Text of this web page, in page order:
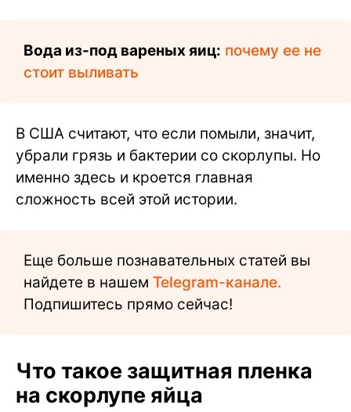
Вода из-под вареных яиц: почему ее не
стоит выливать
В США считают, что если помыли, значит,
убрали грязь и бактерии со скорлупы. Но
именно здесь и кроется главная
сложность всей этой истории.
Еще больше познавательных статей вы
найдете в нашем Telegram-канале.
Подпишитесь прямо сейчас!
Что такое защитная пленка
на скорлупе яйца